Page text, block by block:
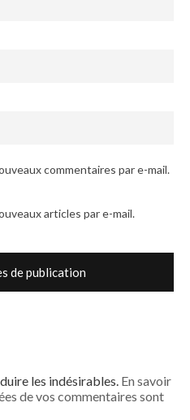
commentaires par e-mail.
articles par e-mail.
les indésirables. En savoir
de vos commentaires sont